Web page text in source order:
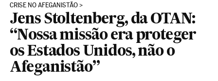
CRISE NO AFEGANISTÃO
Jens Stoltenberg, da OTAN:
“Nossa missão era proteger
os Estados Unidos, não o
Afeganistão”